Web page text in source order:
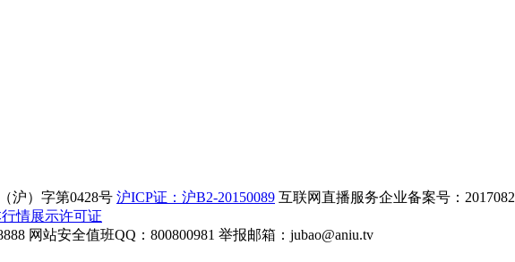
沪）字第0428号 沪ICP证：沪B2-20150089 互联网直播服务企业备案号：
情展示许可证
网站安全值班QQ：800800981 举报邮箱： jubao@aniu.tv